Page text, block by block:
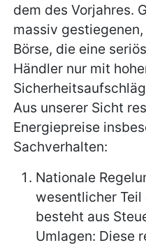
dem des Vorjahres.
massiv
Börse, die eine
Händler nur mit
Aus unserer Sicht
Energiepreise
Sachverhalten:
Nationale
wesentlicher
besteht aus
Umlagen: Diese